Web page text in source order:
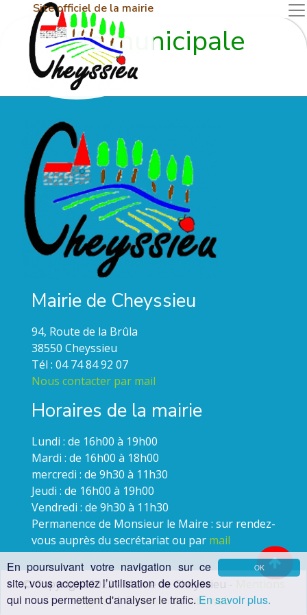
OK
En poursuivant votre navigation sur ce
site, vous acceptez l’utilisation de cookies
qui nous permettent d'analyser le trafic. En savoir plus.
Site officiel de la mairie
Vie municipale
Mairie de Cheyssieu
94, Route de la Brûla
38550 Cheyssieu
Tél : 04 74 84 92 07
Nous contacter par mail
Horaires de la mairie
Lundi : de 16h00 à 19h00
Mardi : de 16h00 à 18h00
mercredi : de 9h30 à 11h30
Jeudi : de 16h00 à 19h00
Vendredi : de 9h30 à 11h30
Permanence de Monsieur le Maire : sur rendez-
vous auprès du secrétariat ou par mail
© Copyright 2022 - Mairie de Cheyssieu -
Mentions
légales|Création du site web